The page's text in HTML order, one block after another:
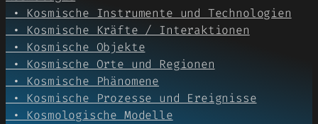
• Kosmische Instrumente und Technologien
• Kosmische Kräfte / Interaktionen
• Kosmische Objekte
• Kosmische Orte und Regionen
• Kosmische Phänomene
• Kosmische Prozesse und Ereignisse
• Kosmologische Modelle